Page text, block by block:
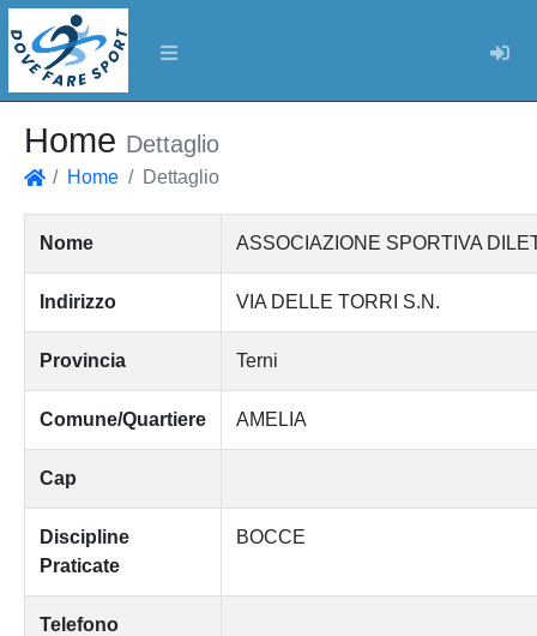
Home Dettaglio
Home Dettaglio
Nome ASSOCIAZIONE SPORTIVA
Indirizzo VIA DELLE TORRI S.N.
Provincia Terni
Comune/Quartiere AMELIA
Cap
Discipline
Praticate
BOCCE
Telefono